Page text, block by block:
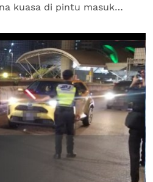
kuasa di pintu masuk